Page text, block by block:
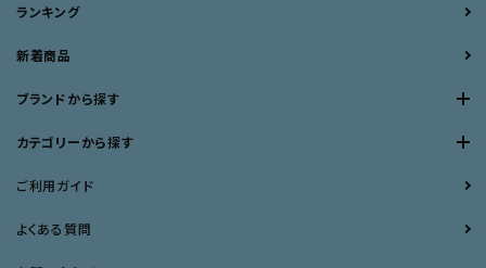
ランキング
新着商品
ブランドから探す
カテゴリーから探す
ご利用ガイド
よくある質問